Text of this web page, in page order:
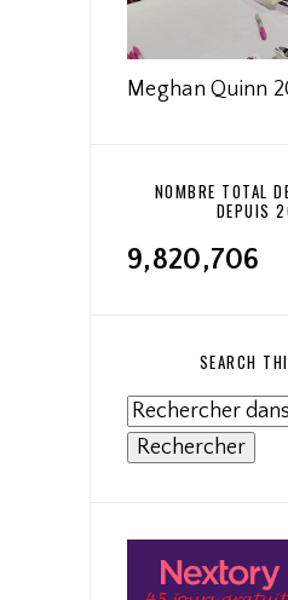
Meghan Quinn
NOMBRE TOTAL
DEPUIS
9,820,706
SEARCH